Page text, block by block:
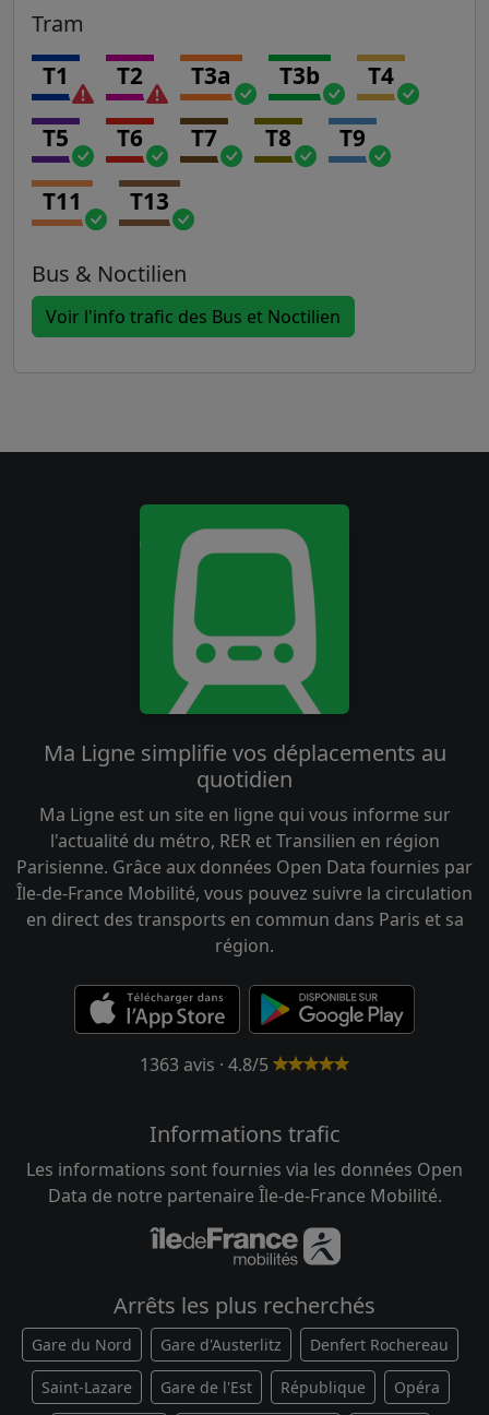
Tram
T1 T2 T3a T3b T4
T5 T6 T7 T8 T9
T11 T13
Bus & Noctilien
Voir l'info trafic des Bus et Noctilien
Ma Ligne simplifie vos déplacements au
quotidien
Ma Ligne est un site en ligne qui vous informe sur
l'actualité du métro, RER et Transilien en région
Parisienne. Grâce aux données Open Data fournies par
Île-de-France Mobilité, vous pouvez suivre la circulation
en direct des transports en commun dans Paris et sa
région.
1363 avis · 4.8/5
Informations trafic
Les informations sont fournies via les données Open
Data de notre partenaire Île-de-France Mobilité.
Arrêts les plus recherchés
Gare du Nord Gare d'Austerlitz Denfert Rochereau
Saint-Lazare Gare de l'Est République Opéra